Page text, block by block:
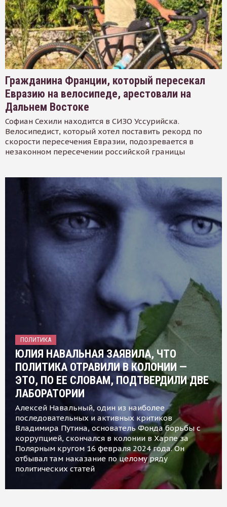
Гражданина Франции, который пересекал
Евразию на велосипеде, арестовали на
Дальнем Востоке
Софиан Сехили находится в СИЗО Уссурийска.
Велосипедист, который хотел поставить рекорд по
скорости пересечения Евразии, подозревается в
незаконном пересечении российской границы
ПОЛИТИКА
ЮЛИЯ НАВАЛЬНАЯ ЗАЯВИЛА, ЧТО
ПОЛИТИКА ОТРАВИЛИ В КОЛОНИИ —
ЭТО, ПО ЕЕ СЛОВАМ, ПОДТВЕРДИЛИ ДВЕ
ЛАБОРАТОРИИ
Алексей Навальный, один из наиболее
последовательных и активных критиков
Владимира Путина, основатель Фонда борьбы с
коррупцией, скончался в колонии в Харпе за
Полярным кругом 16 февраля 2024 года. Он
отбывал там наказание по целому ряду
политических статей